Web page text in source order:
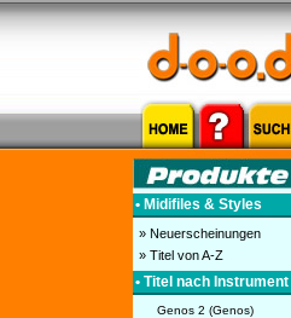
• Midifiles & Styles
» Neuerscheinungen
» Titel von A-Z
• Titel nach Instrument
Genos 2 (Genos)